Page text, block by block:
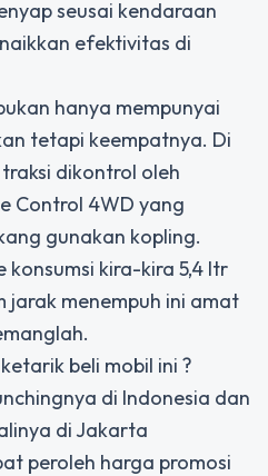
seusai kendaraan
efektivitas di
hanya mempunyai
tetapi keempatnya. Di
dikontrol oleh
Control 4WD yang
gunakan kopling.
konsumsi kira-kira 5,4 ltr
jarak menempuh ini amat
beli mobil ini ?
di Indonesia dan
di Jakarta
peroleh harga promosi